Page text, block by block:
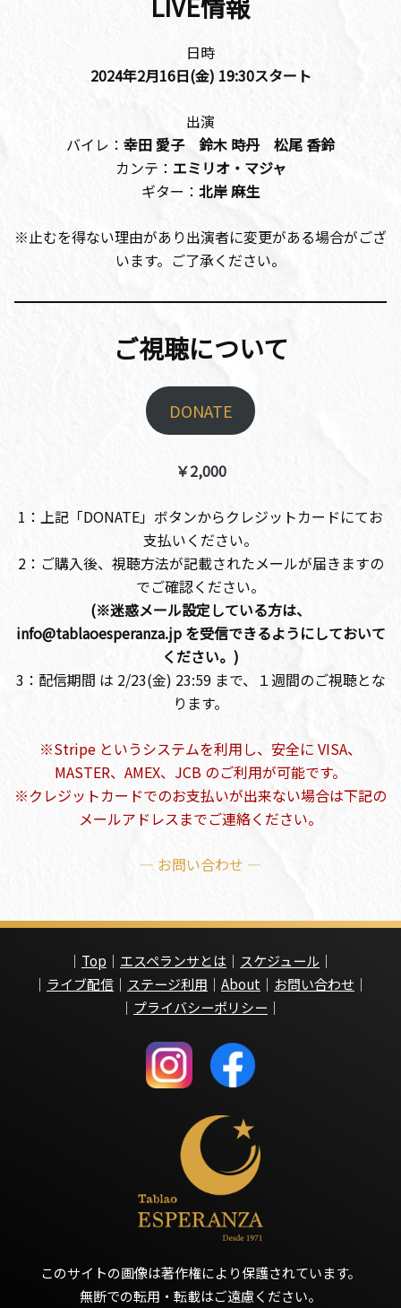
日時
2024年2月16日(金) 19:30スタート
出演
バイレ： 幸田 愛子 鈴木 時丹
松尾 香鈴
カンテ： エミリオ・マジャ
ギター： 北岸 麻生
※止むを得ない理由があり出演者に変更がある場合がござ
います。ご了承ください。
ご視聴について
DONATE
￥2,000
1：上記「DONATE」ボタンからクレジットカードにてお
支払いください。
2：ご購入後、視聴方法が記載されたメールが届きますの
でご確認ください。
(※迷惑メール設定している方は、
info@tablaoesperanza.jp を受信できるようにしておいて
ください。)
3：配信期間 は 2/23(金) 23:59 まで、１週間のご視聴とな
ります。
※Stripe というシステムを利用し、安全に VISA、
MASTER、AMEX、JCB のご利用が可能です。
※クレジットカードでのお支払いが出来ない場合は下記の
メールアドレスまでご連絡ください。
— お問い合わせ —
｜ Top ｜ エスペランサとは ｜ スケジュール ｜
｜ ライブ配信 ｜ ステージ利用 ｜ About ｜ お問い合わせ ｜
｜ プライバシーポリシー ｜
このサイトの画像は著作権により保護されています。
無断での転用・転載はご遠慮ください。